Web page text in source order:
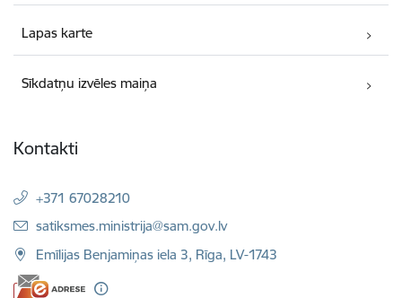
Lapas karte
Sīkdatņu izvēles maiņa
Kontakti
+371 67028210
E-pasts:
satiksmes.ministrija@sam.gov.lv
Emīlijas Benjamiņas iela 3, Rīga, LV-1743